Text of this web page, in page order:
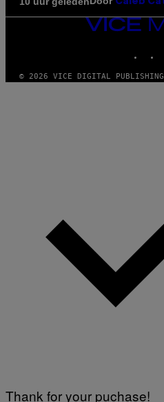
Caleb
VICE
© 2026 VICE DIGITAL
Thank for your puchase!